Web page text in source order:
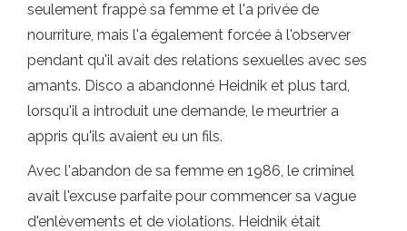
seulement frappé sa femme et l'a privée de
nourriture, mais l'a également forcée à l'observer
pendant qu'il avait des relations sexuelles avec ses
amants. Disco a abandonné Heidnik et plus tard,
lorsqu'il a introduit une demande, le meurtrier a
appris qu'ils avaient eu un fils.
Avec l'abandon de sa femme en 1986, le criminel
avait l'excuse parfaite pour commencer sa vague
d'enlèvements et de violations. Heidnik était